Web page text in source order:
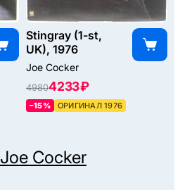
Stingray (1-st,
UK), 1976
Joe Cocker
49804233 ₽
–15% ОРИГИНАЛ 1976
Joe Cocker